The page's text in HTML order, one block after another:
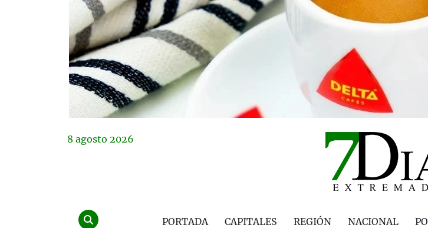
8 agosto 2026
PORTADA CAPITALES REGIÓN NACIONAL